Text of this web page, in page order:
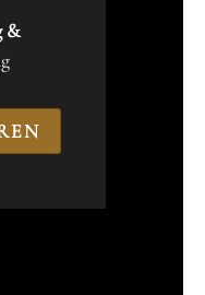
&